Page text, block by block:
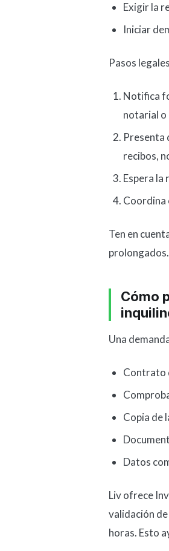
Exigir la
Iniciar
Pasos
Notifica
notarial o
Presenta
recibos,
Espera la
Coordina
Ten en
prolongados.
Cómo
Una
Contrato
Copia de
Datos
Liv ofrece
validación
horas. Esto